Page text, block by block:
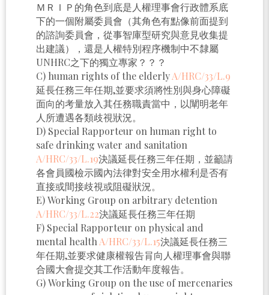
ＭＲＩＰ的角色到底是人權理事會行政體系底
下的一個附屬委員會（其角色有點像前面提到
的諮詢委員會，從事智庫型研究與意見收集提
出建議），還是人權特別程序機制中不隸屬
UNHRC之下的獨立專家？？？
C) human rights of the elderlyA/HRC/33/L.9
延長任務三年任期,並要求須將性別與身心障礙
面向的考量放入其任務職責當中，以闡明老年
人所遭遇各類歧視狀況。
D) Special Rapporteur on human right to
safe drinking water and sanitation
A/HRC/33/L.19決議延長任務三年任期，並籲請
各會員國檢示國內法律對安全用水權利是否有
直接或間接歧視或阻礙狀況。
E) Working Group on arbitrary detention
A/HRC/33/L.22決議延長任務三年任期
F) Special Rapporteur on physical and
mental health A/HRC/33/L.15決議延長任務三
年任期,並要求健康權報告肙向人權理事會與聯
合國大會提交其工作活動年度報告。
G) Working Group on the use of mercenaries